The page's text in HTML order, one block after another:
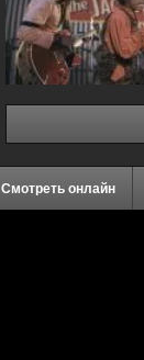
Смотреть онлайн